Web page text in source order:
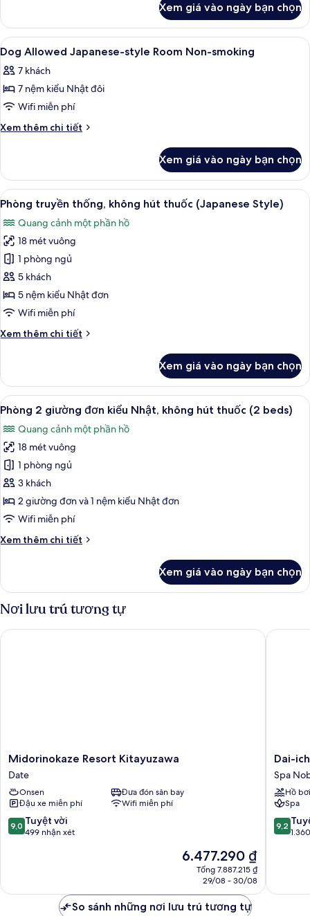
16
To
20
Sq
M
Standard
Japanese-
style
Room
16
To
Sq
M
Xem giá vào ngày bạn chọn
Xem
tất
cả
ảnh
Dog
Allowed
Room
Non-
smoking
1
Dog Allowed Japanese-style Room Non-smoking
7 khách
7 nệm kiểu Nhật đôi
Wifi miễn phí
Xem thêm chi tiết
Chi
Dog
Allowed
Japanese-
Room
Non-
smoking
Xem giá vào ngày bạn chọn
Xem
tất
cả
ảnh
Phòng
truyền
thống,
không
thuốc
Phòng truyền thống, không hút
6
Phòng truyền thống, không hút thuốc (Japanese Style)
Quang cảnh một phần hồ
18 mét vuông
1 phòng ngủ
5 khách
5 nệm kiểu Nhật đơn
Wifi miễn phí
Xem thêm chi tiết
Chi
Phòng
truyền
thống,
không
hút
thuốc
(Japanese
Style)
Xem giá vào ngày bạn chọn
Xem
tất
cả
ảnh
Phòng
2
giường
đơn
Nhật,
thuốc
(2
beds)
Phòng 2 giường đơn kiểu Nhật,
7
Phòng 2 giường đơn kiểu Nhật, không hút thuốc (2 beds)
Quang cảnh một phần hồ
18 mét vuông
1 phòng ngủ
3 khách
2 giường đơn và 1 nệm kiểu Nhật đơn
Wifi miễn phí
Xem thêm chi tiết
Chi
Phòng
2
giường
đơn
kiểu
Xem giá vào ngày bạn chọn
Nơi lưu trú tương tự
Midorinokaze
Resort
Kitayuzawa
Date
Midorinokaze Resort Kitayuzawa
Date
Onsen
Đưa đón sân bay
Đậu xe miễn phí
Wifi miễn phí
9.0
trên
nhận
9,0 Tuyệt vời
499 nhận xét
Giá
hiện
6.477.290 ₫
6.477.290 ₫
Tổng 7.887.215 ₫
29/08 - 30/08
Midorinokaze Resort Kitayuzawa
Dai-
ichi
Spa
Dai-
Spa
Hồ bơi
Spa
9.2
trên
nhận
9,2
Dai-ichi
So sánh những nơi lưu trú tương tự